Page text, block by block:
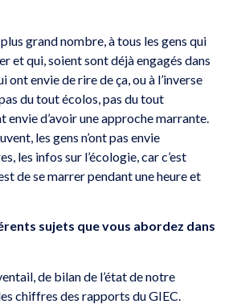
grand nombre, à tous les gens qui
et qui, soient sont déjà engagés dans
ont envie de rire de ça, ou à l’inverse
du tout écolos, pas du tout
envie d’avoir une approche marrante.
les gens n’ont pas envie
les infos sur l’écologie, car c’est
de se marrer pendant une heure et
sujets que vous abordez dans
de bilan de l’état de notre
chiffres des rapports du GIEC.